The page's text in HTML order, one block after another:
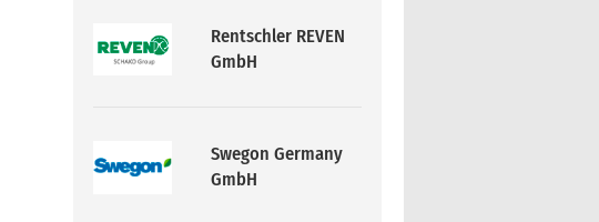
Rentschler REVEN
GmbH
Swegon Germany
GmbH